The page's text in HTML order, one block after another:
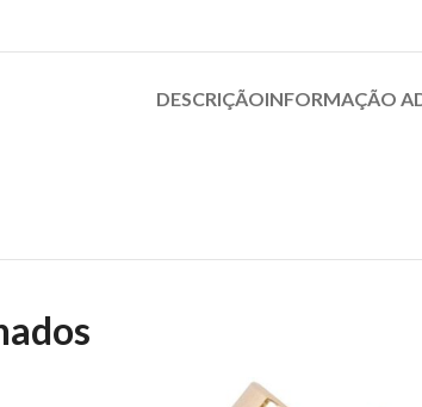
DESCRIÇÃOINFORMAÇÃO